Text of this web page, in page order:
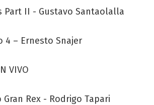
Part II - Gustavo Santaolalla
4 – Ernesto Snajer
VIVO
Gran Rex - Rodrigo Tapari